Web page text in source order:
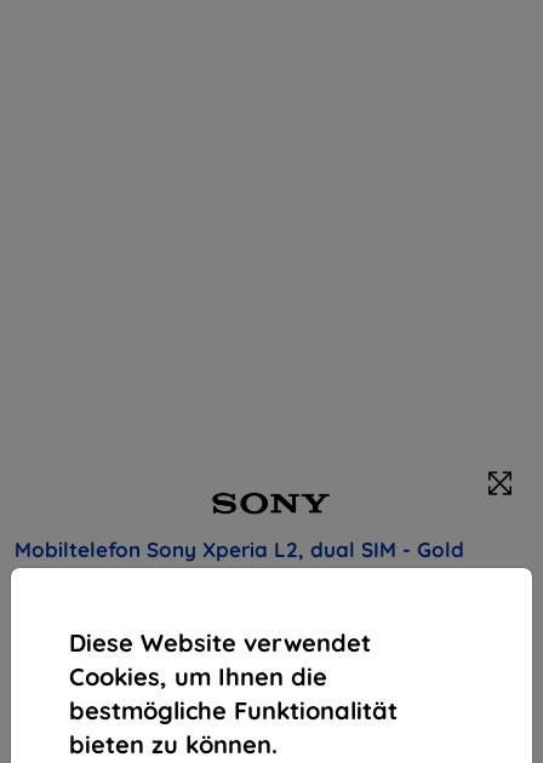
Diese Website verwendet
Cookies, um Ihnen die
bestmögliche Funktionalität
bieten zu können.
Mobiltelefon Sony Xperia L2, dual SIM - Gold
Rabatt
auf sämtliches Zubehör dafür!
228,90 €
206,01 €